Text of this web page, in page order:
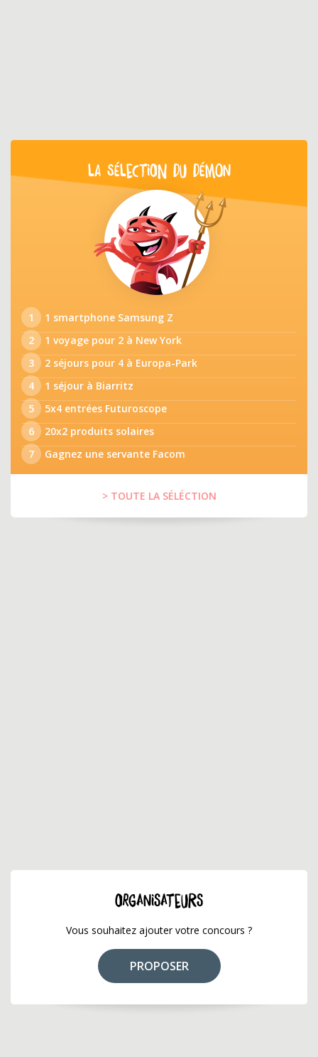
LA SÉLECTION DU DÉMON
1
1 smartphone Samsung Z
2
1 voyage pour 2 à New York
3
2 séjours pour 4 à Europa-Park
4
1 séjour à Biarritz
5
5x4 entrées Futuroscope
6
20x2 produits solaires
7
Gagnez une servante Facom
> TOUTE LA SÉLÉCTION
ORGANISATEURS
Vous souhaitez ajouter votre concours ?
PROPOSER